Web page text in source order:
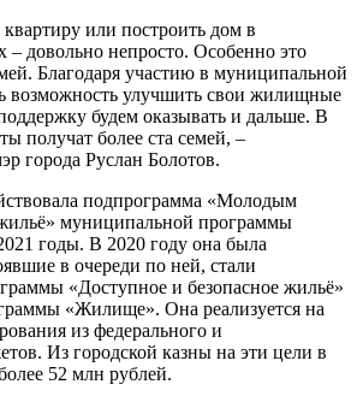
или построить дом в
– довольно непросто. Особенно это
Благодаря участию в муниципальной
возможность улучшить свои жилищные
будем оказывать и дальше. В
получат более ста семей, –
города Руслан Болотов.
подпрограмма «Молодым
муниципальной программы
годы. В 2020 году она была
в очереди по ней, стали
«Доступное и безопасное жильё»
«Жилище». Она реализуется на
из федерального и
Из городской казны на эти цели в
52 млн рублей.